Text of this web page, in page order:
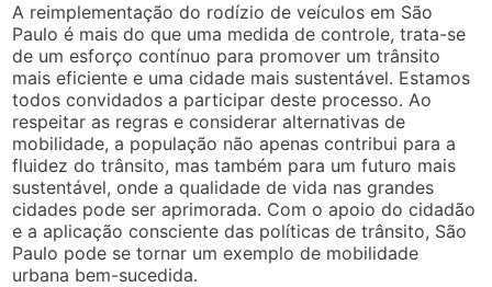
A reimplementação do rodízio de veículos em São
Paulo é mais do que uma medida de controle, trata-se
de um esforço contínuo para promover um trânsito
mais eficiente e uma cidade mais sustentável. Estamos
todos convidados a participar deste processo. Ao
respeitar as regras e considerar alternativas de
mobilidade, a população não apenas contribui para a
fluidez do trânsito, mas também para um futuro mais
sustentável, onde a qualidade de vida nas grandes
cidades pode ser aprimorada. Com o apoio do cidadão
e a aplicação consciente das políticas de trânsito, São
Paulo pode se tornar um exemplo de mobilidade
urbana bem-sucedida.